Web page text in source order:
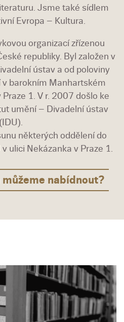
Jsme také sídlem
Evropa – Kultura.
organizací zřízenou
republiky. Byl založen v
ústav a od poloviny
barokním Manhartském
1. V r. 2007 došlo ke
umění – Divadelní ústav
(IDU).
některých oddělení do
ulici Nekázanka v Praze 1.
nabídnout?